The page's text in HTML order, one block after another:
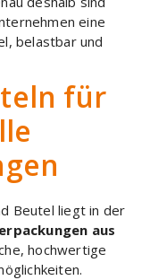
eine
belastbar und
für
Beutel liegt in der
aus
hochwertige